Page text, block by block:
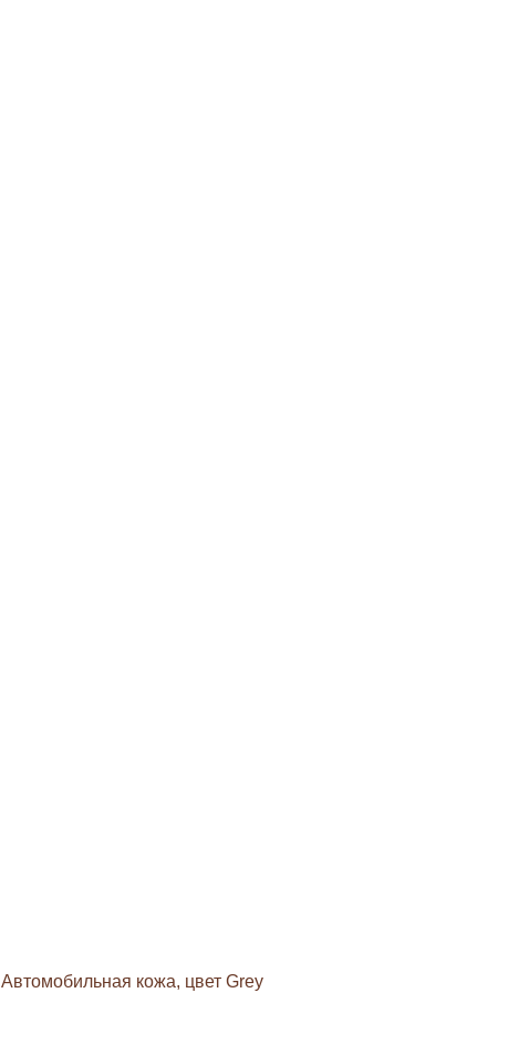
Автомобильная кожа, цвет Grey